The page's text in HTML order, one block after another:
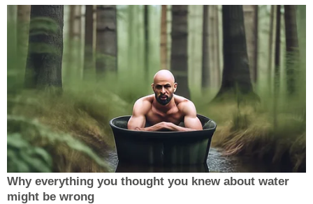
Why everything you thought you knew about water
might be wrong